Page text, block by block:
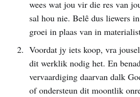
wees wat jou vir die res van
sal hou nie. Belê dus liewers
groei in plaas van in
Voordat jy iets koop, vra
dit werklik nodig het. En
vervaardiging daarvan dalk
of ondersteun dit moontlik